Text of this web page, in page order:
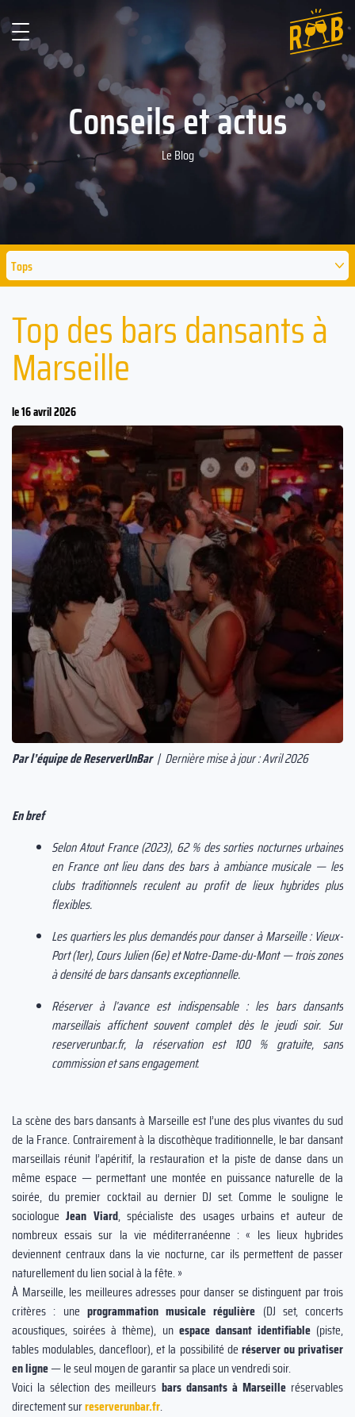
Conseils et actus
Le Blog
Tops
Top des bars dansants à
Marseille
le 16 avril 2026
Par l’équipe de ReserverUnBar| Dernière mise à jour : Avril 2026
En bref
Selon Atout France (2023), 62 % des sorties nocturnes urbaines
en France ont lieu dans des bars à ambiance musicale — les
clubs traditionnels reculent au profit de lieux hybrides plus
flexibles.
Les quartiers les plus demandés pour danser à Marseille : Vieux-
Port (1er), Cours Julien (6e) et Notre-Dame-du-Mont — trois zones
à densité de bars dansants exceptionnelle.
Réserver à l’avance est indispensable : les bars dansants
marseillais affichent souvent complet dès le jeudi soir. Sur
reserverunbar.fr, la réservation est 100 % gratuite, sans
commission et sans engagement.
La scène des bars dansants à Marseille est l’une des plus vivantes du sud
de la France. Contrairement à la discothèque traditionnelle, le bar dansant
marseillais réunit l’apéritif, la restauration et la piste de danse dans un
même espace — permettant une montée en puissance naturelle de la
soirée, du premier cocktail au dernier DJ set. Comme le souligne le
sociologueJean Viard, spécialiste des usages urbains et auteur de
nombreux essais sur la vie méditerranéenne : « les lieux hybrides
deviennent centraux dans la vie nocturne, car ils permettent de passer
naturellement du lien social à la fête. »
À Marseille, les meilleures adresses pour danser se distinguent par trois
critères : une programmation musicale régulière (DJ set, concerts
acoustiques, soirées à thème), un espace dansant identifiable(piste,
tables modulables, dancefloor), et la possibilité de réserver ou privatiser
en ligne— le seul moyen de garantir sa place un vendredi soir.
Voici la sélection des meilleurs bars dansants à Marseilleréservables
directement surreserverunbar.fr.